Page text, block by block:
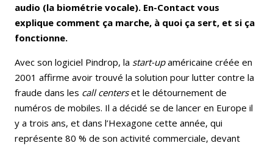
audio (la biométrie vocale). En-Contact vous
explique comment ça marche, à quoi ça sert, et si ça
fonctionne.
Avec son logiciel Pindrop, la start-upaméricaine créée en
2001 affirme avoir trouvé la solution pour lutter contre la
fraude dans les call centerset le détournement de
numéros de mobiles. Il a décidé se de lancer en Europe il
y a trois ans, et dans l’Hexagone cette année, qui
représente 80 % de son activité commerciale, devant